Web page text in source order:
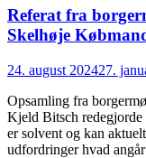
Referat fra
Skelhøje
24. august 202427.
Opsamling fra
Kjeld Bitsch
er solvent og kan
udfordringer hvad